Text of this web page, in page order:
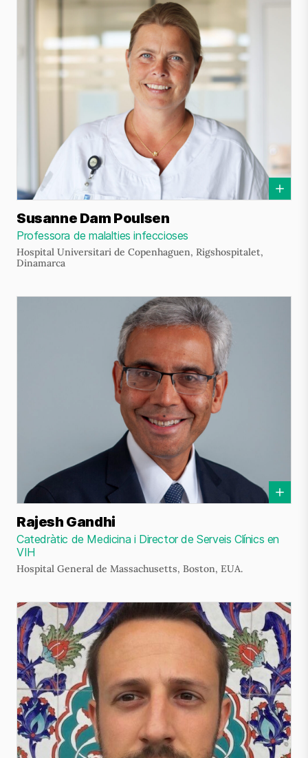
Susanne Dam Poulsen
Professora de malalties infeccioses
Hospital Universitari de Copenhaguen, Rigshospitalet,
Dinamarca
Rajesh Gandhi
Catedràtic de Medicina i Director de Serveis Clínics en
VIH
Hospital General de Massachusetts, Boston, EUA.